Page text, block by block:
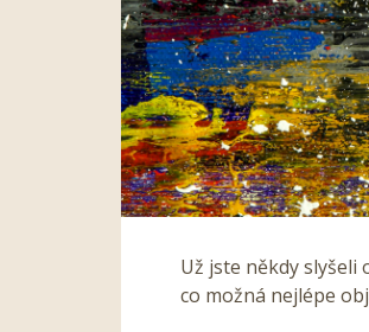
Už jste někdy slyšeli
co možná nejlépe